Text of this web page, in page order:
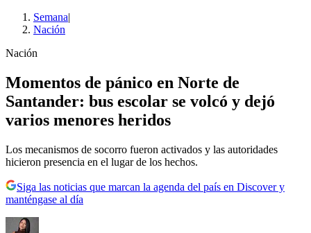
Semana|
Nación
Nación
Momentos de pánico en Norte de
Santander: bus escolar se volcó y dejó
varios menores heridos
Los mecanismos de socorro fueron activados y las autoridades
hicieron presencia en el lugar de los hechos.
Siga las noticias que marcan la agenda del país en Discover y
manténgase al día